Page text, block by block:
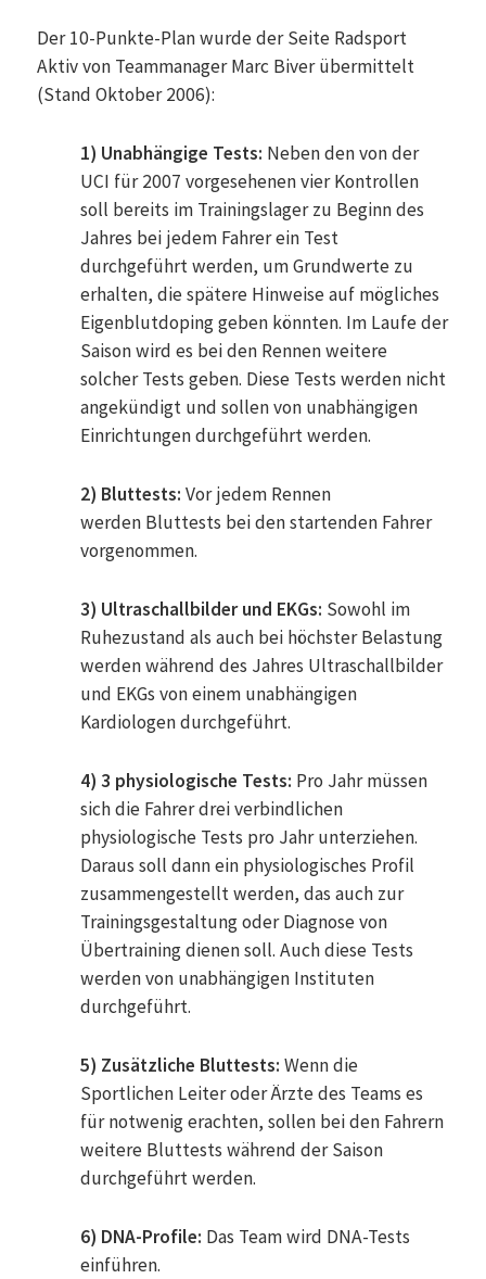
Der 10-Punkte-Plan wurde der Seite Radsport
Aktiv von Teammanager Marc Biver übermittelt
(Stand Oktober 2006):
1) Unabhängige Tests: Neben den von der
UCI für 2007 vorgesehenen vier Kontrollen
soll bereits im Trainingslager zu Beginn des
Jahres bei jedem Fahrer ein Test
durchgeführt werden, um Grundwerte zu
erhalten, die spätere Hinweise auf mögliches
Eigenblutdoping geben könnten. Im Laufe der
Saison wird es bei den Rennen weitere
solcher Tests geben. Diese Tests werden nicht
angekündigt und sollen von unabhängigen
Einrichtungen durchgeführt werden.
2) Bluttests: Vor jedem Rennen
werden Bluttests bei den startenden Fahrer
vorgenommen.
3) Ultraschallbilder und EKGs: Sowohl im
Ruhezustand als auch bei höchster Belastung
werden während des Jahres Ultraschallbilder
und EKGs von einem unabhängigen
Kardiologen durchgeführt.
4) 3 physiologische Tests: Pro Jahr müssen
sich die Fahrer drei verbindlichen
physiologische Tests pro Jahr unterziehen.
Daraus soll dann ein physiologisches Profil
zusammengestellt werden, das auch zur
Trainingsgestaltung oder Diagnose von
Übertraining dienen soll. Auch diese Tests
werden von unabhängigen Instituten
durchgeführt.
5) Zusätzliche Bluttests: Wenn die
Sportlichen Leiter oder Ärzte des Teams es
für notwenig erachten, sollen bei den Fahrern
weitere Bluttests während der Saison
durchgeführt werden.
6) DNA-Profile: Das Team wird DNA-Tests
einführen.